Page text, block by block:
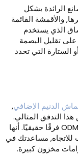
الرائدة بشكل
والأقمشة القائمة
الذي يستخدم
تقليل البصمة
التي تحدد
الدنيم الإضافي,
التدفق المثالي.
هذا هو المكان الذي تُحدث فيه شراكات OEM وODM فرقًا حقيقيًا. أنها
مساعدتك في
مخزون كبيرة.